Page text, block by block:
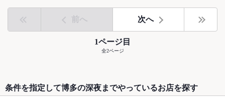
前へ 次へ
1ページ目
全2ページ
条件を指定して博多の深夜までやっているお店を探す